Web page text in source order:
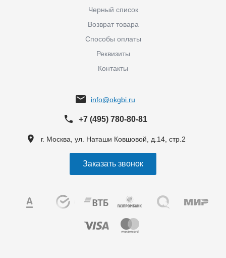
Черный список
Возврат товара
Способы оплаты
Реквизиты
Контакты
info@okgbi.ru
+7 (495) 780-80-81
г. Москва, ул. Наташи Ковшовой, д.14, стр.2
Заказать звонок